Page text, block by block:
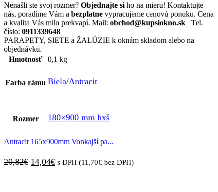
Nenašli ste svoj rozmer? Objednajte si ho na mieru! Kontaktujte
nás, poradíme Vám a bezplatne vypracujeme cenovú ponuku. Cena
a kvalita Vás milo prekvapí. Mail: obchod@kupsiokno.sk Tel.
číslo: 0911339648
PARAPETY, SIETE a ŽALÚZIE k oknám skladom alebo na
objednávku.
Hmotnosť
0,1 kg
Farba rámu Biela/Antracit
Rozmer 180×900 mm hxš
Antracit 165x900mm Vonkajší pa...
20,82€ Pôvodná
14,04€Aktuálna
s DPH (11,70€ bez DPH)